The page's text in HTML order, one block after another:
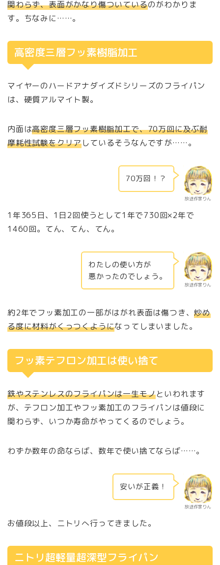
関わらず、表面がかなり傷ついているのがわかりま
す。ちなみに……。
高密度三層フッ素樹脂加工
マイヤーのハードアナダイズドシリーズのフライパン
は、硬質アルマイト製。
内面は高密度三層フッ素樹脂加工で、70万回に及ぶ耐
摩耗性試験をクリアしているそうなんですが……。
放送作家りん
70万回！？
1年365日、1日2回使うとして1年で730回×2年で
1460回。てん、てん、てん。
放送作家りん
わたしの使い方が
悪かったのでしょう。
約2年でフッ素加工の一部がはがれ表面は傷つき、炒め
る度に材料がくっつくようになってしまいました。
フッ素テフロン加工は使い捨て
鉄やステンレスのフライパンは一生モノといわれます
が、テフロン加工やフッ素加工のフライパンは値段に
関わらず、いつか寿命がやってくるのでしょう。
わずか数年の命ならば、数年で使い捨てならば……。
放送作家りん
安いが正義！
お値段以上、ニトリへ行ってきました。
ニトリ超軽量超深型フライパン